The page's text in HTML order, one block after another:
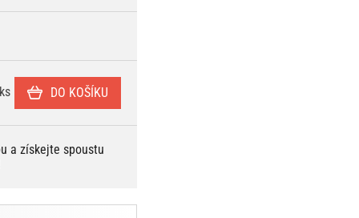
ks DO KOŠÍKU
a získejte spoustu